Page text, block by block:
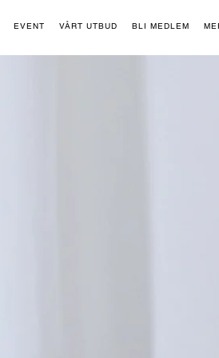
EVENT VÅRT UTBUD BLI MEDLEM